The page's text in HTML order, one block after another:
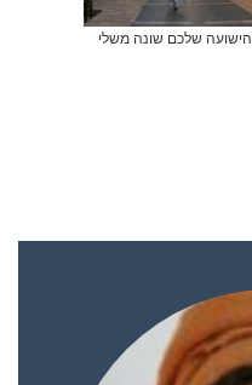
הישועה שלכם שונה משלי